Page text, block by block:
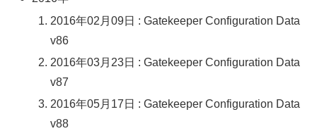
2016年02月09日 : Gatekeeper Configuration Data
v86
2016年03月23日 : Gatekeeper Configuration Data
v87
2016年05月17日 : Gatekeeper Configuration Data
v88